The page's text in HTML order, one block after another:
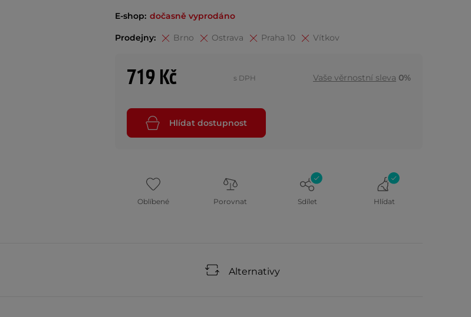
E-shop: dočasně vyprodáno
Prodejny: Brno Ostrava Praha 10 Vítkov
719 Kč s DPH Vaše věrnostní sleva 0%
Hlídat dostupnost
Oblíbené Porovnat Sdílet Hlídat
Alternativy